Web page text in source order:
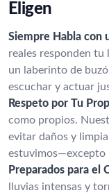
Eligen
Siempre Habla con
reales responden tu
un laberinto de
escuchar y actuar
Respeto por Tu
como propios.
evitar daños y
estuvimos—excepto
Preparados para el
lluvias intensas y